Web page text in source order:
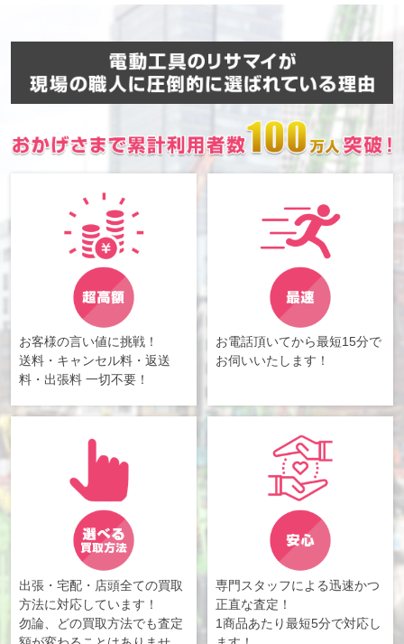
お客様の言い値に挑戦！
送料・キャンセル料・返送
料・出張料 一切不要！
お電話頂いてから最短15分で
お伺いいたします！
出張・宅配・店頭全ての買取
方法に対応しています！
勿論、どの買取方法でも査定
専門スタッフによる迅速かつ
正直な査定！
1商品あたり最短5分で対応し